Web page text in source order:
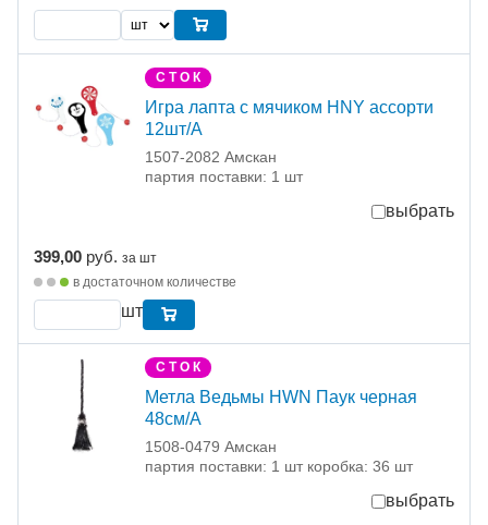
С Т О К
Игра лапта с мячиком HNY ассорти
12шт/А
1507-2082 Амскан
партия поставки: 1 шт
выбрать
399,00 руб. за шт
в достаточном количестве
шт
С Т О К
Метла Ведьмы HWN Паук черная
48см/А
1508-0479 Амскан
партия поставки: 1 шт коробка: 36 шт
выбрать